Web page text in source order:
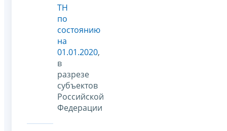
ТН
по
состоянию
на
01.01.2020,
в
разрезе
субъектов
Российской
Федерации